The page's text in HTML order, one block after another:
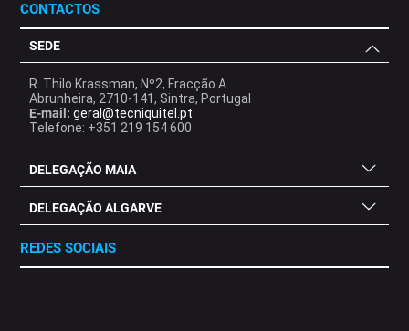
CONTACTOS
SEDE
R. Thilo Krassman, Nº2, Fracção A
Abrunheira, 2710-141, Sintra, Portugal
E-mail: geral@tecniquitel.pt
Telefone: +351 219 154 600
DELEGAÇÃO MAIA
DELEGAÇÃO ALGARVE
REDES SOCIAIS